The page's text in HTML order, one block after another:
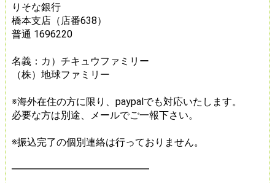
りそな銀行
橋本支店（店番638）
普通 1696220
名義：カ）チキュウファミリー
（株）地球ファミリー
※海外在住の方に限り、paypalでも対応いたします。
必要な方は別途、メールでご一報下さい。
※振込完了の個別連絡は行っておりません。
━━━━━━━━━━━━━━